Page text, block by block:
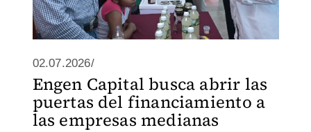
02.07.2026/
Engen Capital busca abrir las
puertas del financiamiento a
las empresas medianas